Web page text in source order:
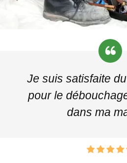
Je suis satisfaite
pour le
dans ma